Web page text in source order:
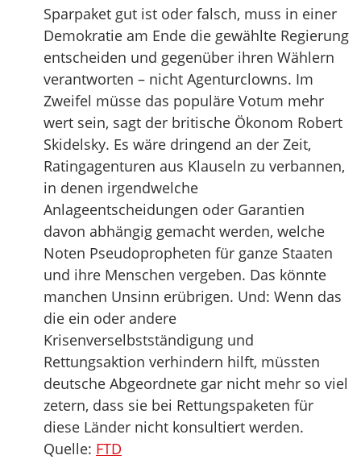
Sparpaket gut ist oder falsch, muss in einer
Demokratie am Ende die gewählte Regierung
entscheiden und gegenüber ihren Wählern
verantworten – nicht Agenturclowns. Im
Zweifel müsse das populäre Votum mehr
wert sein, sagt der britische Ökonom Robert
Skidelsky. Es wäre dringend an der Zeit,
Ratingagenturen aus Klauseln zu verbannen,
in denen irgendwelche
Anlageentscheidungen oder Garantien
davon abhängig gemacht werden, welche
Noten Pseudopropheten für ganze Staaten
und ihre Menschen vergeben. Das könnte
manchen Unsinn erübrigen. Und: Wenn das
die ein oder andere
Krisenverselbstständigung und
Rettungsaktion verhindern hilft, müssten
deutsche Abgeordnete gar nicht mehr so viel
zetern, dass sie bei Rettungspaketen für
diese Länder nicht konsultiert werden.
Quelle: FTD